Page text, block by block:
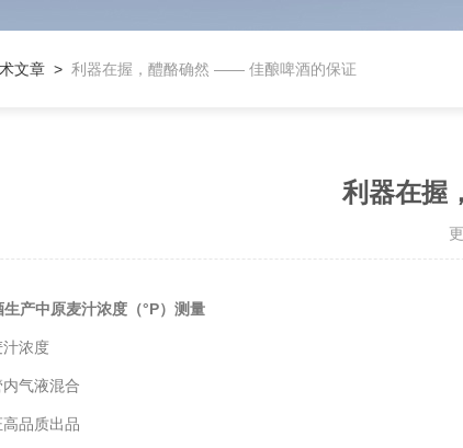
文章 > 利器在握，醴酪确然 —— 佳酿啤酒的保证
利器在握
产中原麦汁浓度（°P）测量
浓度
气液混合
品质出品